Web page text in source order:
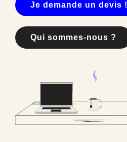
Je demande un devis !
Qui sommes-nous ?